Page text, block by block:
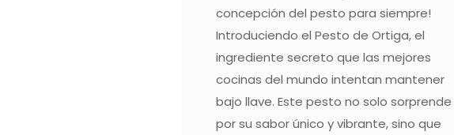
concepción del pesto para siempre!
Introduciendo el Pesto de Ortiga, el
ingrediente secreto que las mejores
cocinas del mundo intentan mantener
bajo llave. Este pesto no solo sorprende
por su sabor único y vibrante, sino que